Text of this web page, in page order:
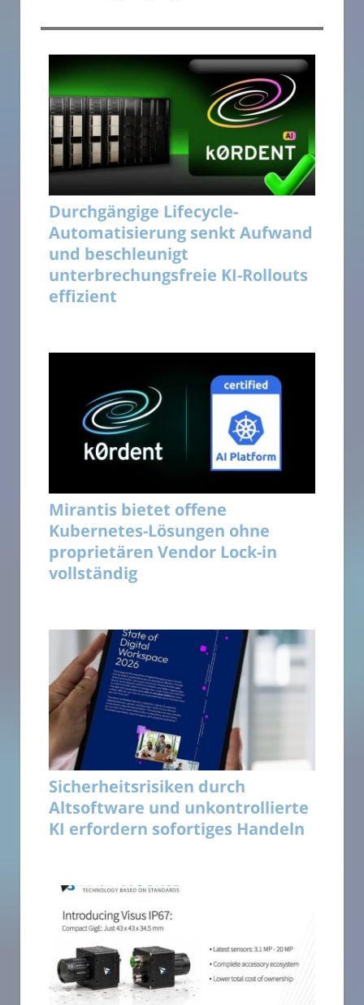
Durchgängige Lifecycle-
Automatisierung senkt Aufwand
und beschleunigt
unterbrechungsfreie KI-Rollouts
effizient
Mirantis bietet offene
Kubernetes-Lösungen ohne
proprietären Vendor Lock-in
vollständig
Sicherheitsrisiken durch
Altsoftware und unkontrollierte
KI erfordern sofortiges Handeln